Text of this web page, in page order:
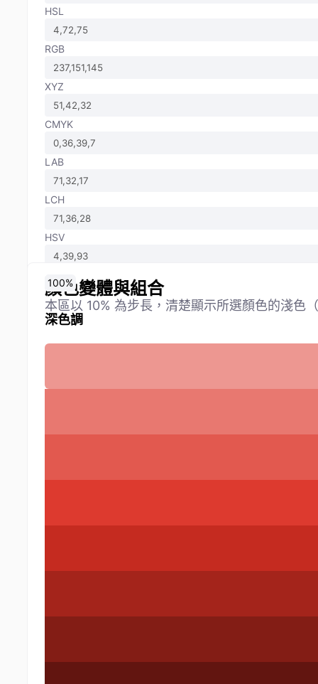
HSL
RGB
XYZ
CMYK
LAB
LCH
HSV
顏色變體與組合
本區以 10% 為步長，清楚顯示所選顏色的淺色
深色調
0%
10%
20%
30%
40%
50%
60%
70%
80%
90%
100%